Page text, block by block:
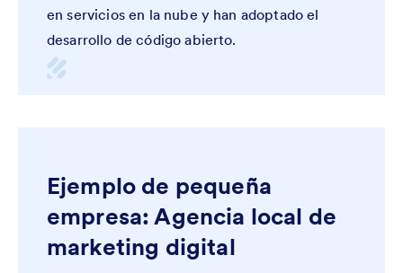
en servicios en la nube y han adoptado el
desarrollo de código abierto.
Ejemplo de pequeña
empresa: Agencia local de
marketing digital